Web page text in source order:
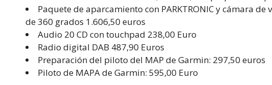
Paquete de aparcamiento con PARKTRONIC y cámara
de 360 grados 1.606,50 euros
Audio 20 CD con touchpad 238,00 Euro
Radio digital DAB 487,90 Euros
Preparación del piloto del MAP de Garmin: 297,50 euros
Piloto de MAPA de Garmin: 595,00 Euro